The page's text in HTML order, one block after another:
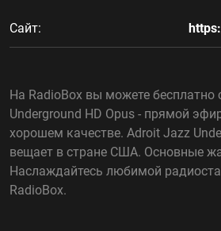
Сайт:
На RadioBox вы можете бесплатно
Underground HD Opus - прямой
хорошем качестве. Adroit Jazz
вещает в стране США. Основные
Наслаждайтесь любимой
RadioBox.